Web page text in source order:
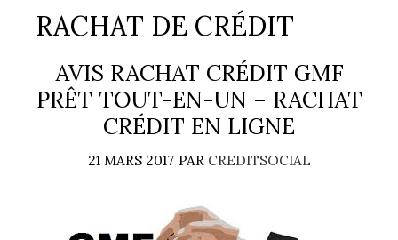
RACHAT DE CRÉDIT
AVIS RACHAT CRÉDIT GMF
PRÊT TOUT-EN-UN – RACHAT
CRÉDIT EN LIGNE
21 MARS 2017 PAR CREDITSOCIAL